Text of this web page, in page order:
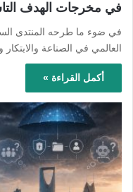
في مخرجات الهدف
في ضوء ما طرحه المنتدى
العالمي في الصناعة والابتكار
أكمل القراءة »